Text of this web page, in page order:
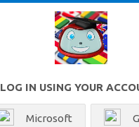
LOG IN USING YOUR
Microsoft